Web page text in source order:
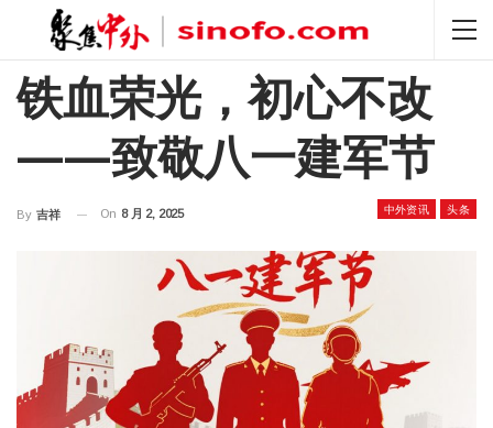
铁血荣光，初心不改
——致敬八一建军节
中外资讯 头条
By 吉祥 On 8 月 2, 2025